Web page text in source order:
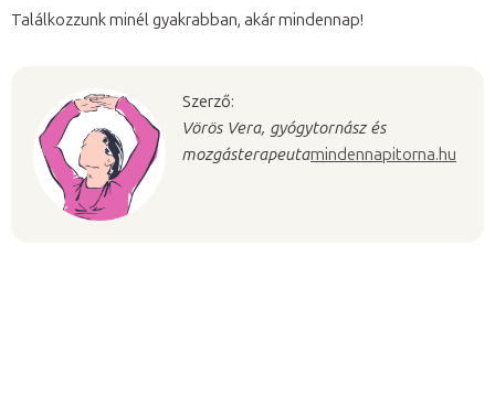
Találkozzunk minél gyakrabban, akár mindennap!
Szerző:
Vörös Vera, gyógytornász és
mozgásterapeutamindennapitorna.hu